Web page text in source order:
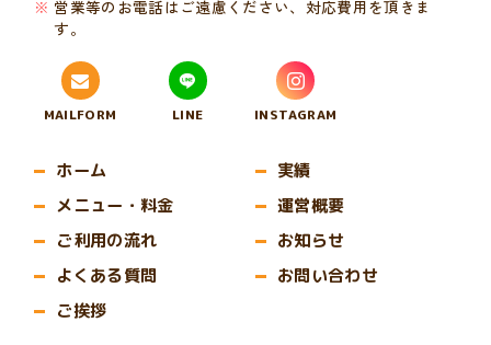
営業等のお電話はご遠慮ください、対応費用を頂きま
す。
MAILFORM LINE INSTAGRAM
ホーム
メニュー・料金
ご利用の流れ
よくある質問
ご挨拶
実績
運営概要
お知らせ
お問い合わせ